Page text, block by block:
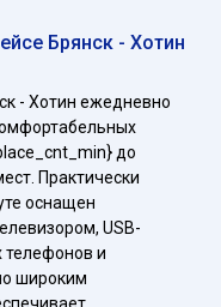
Брянск - Хотин
- Хотин ежедневно
до
Практически
оснащен
USB-
телефонов и
широким